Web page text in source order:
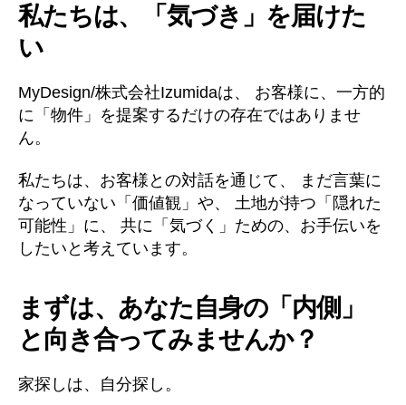
私たちは、「気づき」を届けた
い
MyDesign/株式会社Izumidaは、 お客様に、一方的
に「物件」を提案するだけの存在ではありませ
ん。
私たちは、お客様との対話を通じて、 まだ言葉に
なっていない「価値観」や、 土地が持つ「隠れた
可能性」に、 共に「気づく」ための、お手伝いを
したいと考えています。
まずは、あなた自身の「内側」
と向き合ってみませんか？
家探しは、自分探し。